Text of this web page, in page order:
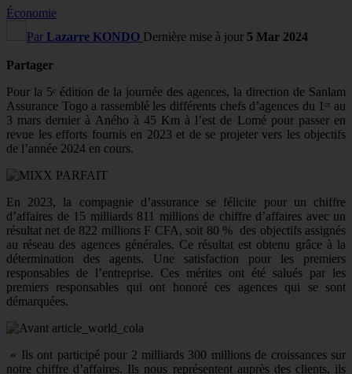
Économie
Par Lazarre KONDO Dernière mise à jour 5 Mar 2024
Partager
Pour la 5ᵉ édition de la journée des agences, la direction de Sanlam
Assurance Togo a rassemblé les différents chefs d’agences du 1ᵉʳ au
3 mars dernier à Aného à 45 Km à l’est de Lomé pour passer en
revue les efforts fournis en 2023 et de se projeter vers les objectifs
de l’année 2024 en cours.
En 2023, la compagnie d’assurance se félicite pour un chiffre
d’affaires de 15 milliards 811 millions de chiffre d’affaires avec un
résultat net de 822 millions F CFA, soit 80 % des objectifs assignés
au réseau des agences générales. Ce résultat est obtenu grâce à la
détermination des
agents. Une satisfaction pour les premiers
responsables de l’entreprise. Ces mérites ont été salués par les
premiers responsables qui ont honoré ces agences qui se sont
démarquées.
« Ils ont participé pour 2 milliards 300 millions de croissances sur
notre chiffre d’affaires. Ils nous représentent auprès des clients, ils